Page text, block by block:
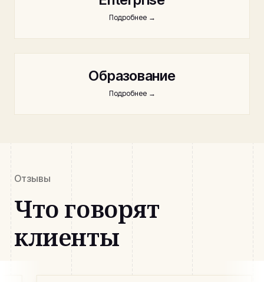
Подробнее→
Образование
Подробнее→
Отзывы
Что говорят
клиенты